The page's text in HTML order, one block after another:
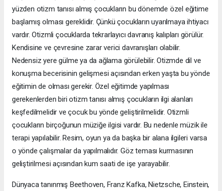
yüzden otizm tanısı almış çocukların bu dönemde özel eğitime
başlamış olması gereklidir. Çünkü çocukların uyarılmaya ihtiyacı
vardır. Otizmli çocuklarda tekrarlayıcı davranış kalıpları görülür.
Kendisine ve çevresine zarar verici davranışları olabilir.
Nedensiz yere gülme ya da ağlama görülebilir. Otizmde dil ve
konuşma becerisinin gelişmesi açısından erken yaşta bu yönde
eğitimin de olması gerekir. Özel eğitimde yapılması
gerekenlerden biri otizm tanısı almış çocukların ilgi alanları
keşfedilmelidir ve çocuk bu yönde geliştirilmelidir. Otizmli
çocukların birçoğunun müziğe ilgisi vardır. Bu nedenle müzik ile
terapi yapılabilir. Resim, oyun ya da başka bir alana ilgileri varsa
o yönde çalışmalar da yapılmalıdır. Göz teması kurmasının
geliştirilmesi açısından kum saati de işe yarayabilir.
Dünyaca tanınmış Beethoven, Franz Kafka, Nietzsche, Einstein,